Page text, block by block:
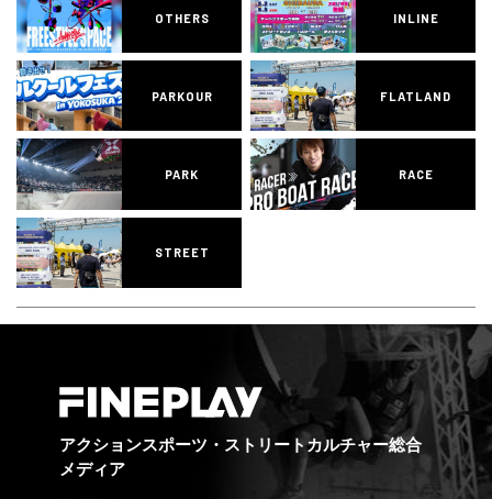
OTHERS INLINE
PARKOUR FLATLAND
PARK RACE
STREET
アクションスポーツ・ストリートカルチャー総合
メディア